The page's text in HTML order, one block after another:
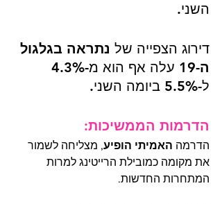
השני.
דירוג הצפייה של נתראה בגלגול
ה-19
ל-5.5% ביומה השני.
הדרמות הממשיכות:
הדרמה האמיתי הופיע, מצליחה לשמור
את מקומה כמובילת הרייטינג למרות
המתחרות החדשות.